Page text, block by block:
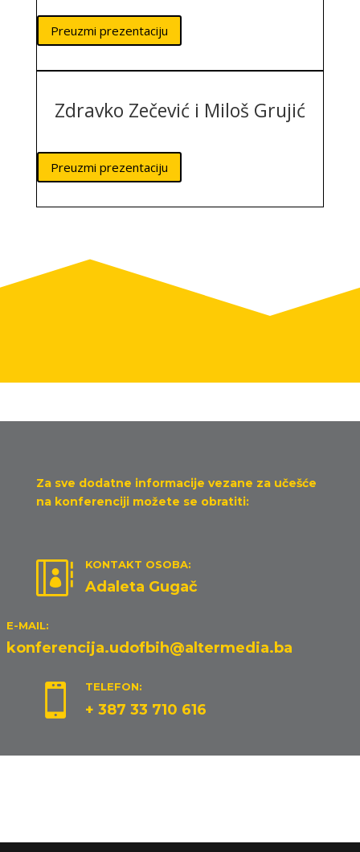
Preuzmi prezentaciju
Zdravko Zečević i Miloš Grujić
Preuzmi prezentaciju
Za sve dodatne informacije vezane za učešće
na konferenciji možete se obratiti:
 KONTAKT OSOBA:
Adaleta Gugač
E-MAIL:
konferencija.udofbih@altermedia.ba
 TELEFON:
+ 387 33 710 616